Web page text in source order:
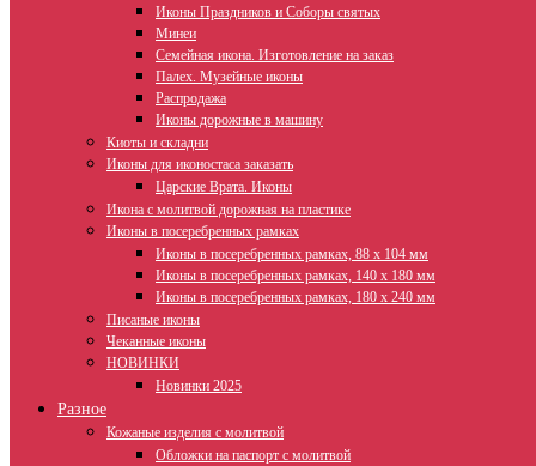
Иконы Праздников и Соборы святых
Минеи
Семейная икона. Изготовление на заказ
Палех. Музейные иконы
Распродажа
Иконы дорожные в машину
Киоты и складни
Иконы для иконостаса заказать
Царские Врата. Иконы
Икона с молитвой дорожная на пластике
Иконы в посеребренных рамках
Иконы в посеребренных рамках, 88 х 104 мм
Иконы в посеребренных рамках, 140 х 180 мм
Иконы в посеребренных рамках, 180 х 240 мм
Писаные иконы
Чеканные иконы
НОВИНКИ
Новинки 2025
Разное
Кожаные изделия с молитвой
Обложки на паспорт с молитвой